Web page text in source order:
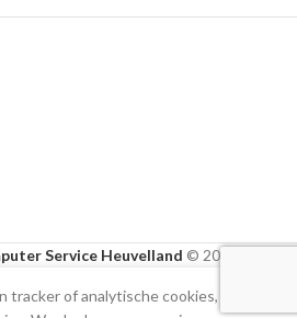
Service Heuvelland © 2020
of analytische cookies, alleen